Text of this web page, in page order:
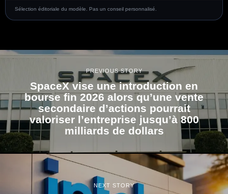
Sélection éditoriale du modèle. Pas un conseil personnalisé.
PREVIOUS STORY
SpaceX vise une introduction en
bourse fin 2026 alors qu’une vente
secondaire d’actions pourrait
valoriser l’entreprise jusqu’à 800
milliards de dollars
NEXT STORY